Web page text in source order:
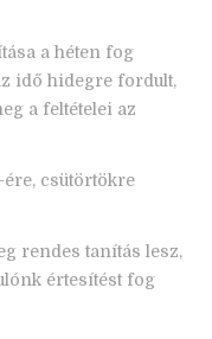
a héten fog
idő hidegre fordult,
a feltételei az
ére, csütörtökre
rendes tanítás lesz,
értesítést fog